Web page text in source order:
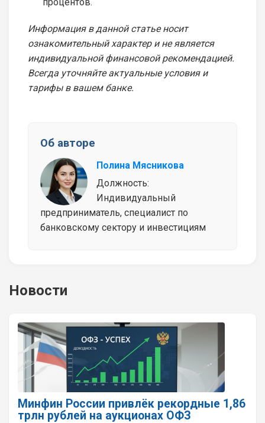
Информация в данной статье носит
ознакомительный характер и не является
индивидуальной финансовой рекомендацией.
Всегда уточняйте актуальные условия и
тарифы в вашем банке.
Об авторе
Полина Мясникова
Должность:
Индивидуальный
предприниматель, специалист по
банковскому сектору и инвестициям
Новости
Минфин России привлёк рекордные 1,86
трлн рублей на аукционах ОФЗ